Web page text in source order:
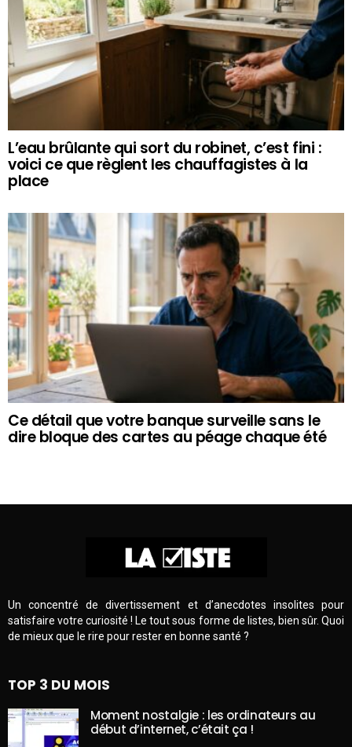
L’eau brûlante qui sort du robinet, c’est fini :
voici ce que règlent les chauffagistes à la
place
Ce détail que votre banque surveille sans le
dire bloque des cartes au péage chaque été
Un concentré de divertissement et d’anecdotes insolites pour
satisfaire votre curiosité ! Le tout sous forme de listes, bien sûr. Quoi
de mieux que le rire pour rester en bonne santé ?
TOP 3 DU MOIS
Moment nostalgie : les ordinateurs au
début d’internet, c’était ça !